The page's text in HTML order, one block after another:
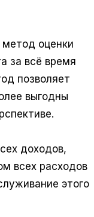
метод оценки
за всё время
позволяет
выгодны
доходов,
всех расходов
этого